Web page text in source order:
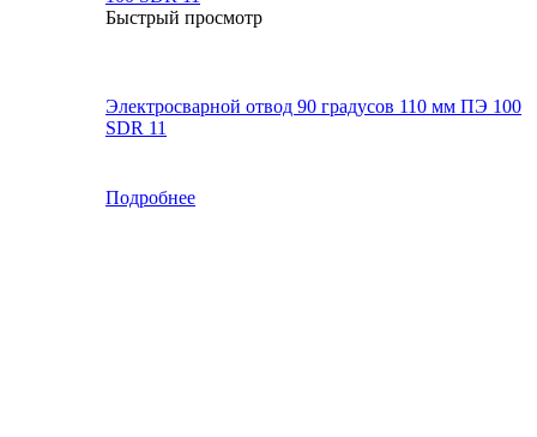
Быстрый просмотр
Электросварной отвод 90 градусов 110 мм ПЭ 100
SDR 11
Подробнее